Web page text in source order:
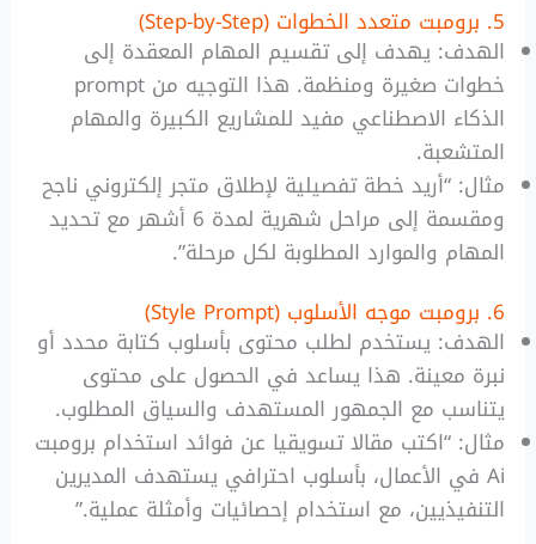
5. برومبت متعدد الخطوات (Step-by-Step)
الهدف: يهدف إلى تقسيم المهام المعقدة إلى
خطوات صغيرة ومنظمة. هذا التوجيه من prompt
الذكاء الاصطناعي مفيد للمشاريع الكبيرة والمهام
المتشعبة.
مثال: “أريد خطة تفصيلية لإطلاق متجر إلكتروني ناجح
ومقسمة إلى مراحل شهرية لمدة 6 أشهر مع تحديد
المهام والموارد المطلوبة لكل مرحلة”.
6. برومبت موجه الأسلوب (Style Prompt)
الهدف: يستخدم لطلب محتوى بأسلوب كتابة محدد أو
نبرة معينة. هذا يساعد في الحصول على محتوى
يتناسب مع الجمهور المستهدف والسياق المطلوب.
مثال: “اكتب مقالا تسويقيا عن فوائد استخدام برومبت
Ai في الأعمال، بأسلوب احترافي يستهدف المديرين
التنفيذيين، مع استخدام إحصائيات وأمثلة عملية.”